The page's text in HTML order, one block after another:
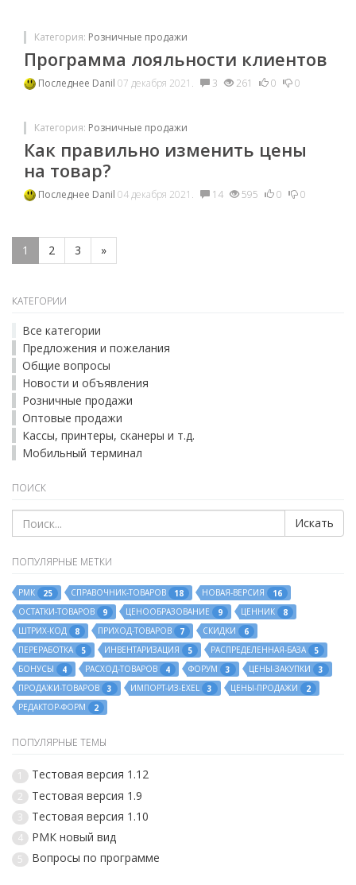
Категория: Розничные продажи
Программа лояльности клиентов
Последнее Danil 07 декабря 2021. 3 261 0 0
Категория: Розничные продажи
Как правильно изменить цены
на товар?
Последнее Danil 04 декабря 2021. 14 595 0 0
1 2 3 »
КАТЕГОРИИ
Все категории
Предложения и пожелания
Общие вопросы
Новости и объявления
Розничные продажи
Оптовые продажи
Кассы, принтеры, сканеры и т.д.
Мобильный терминал
ПОИСК
Искать
ПОПУЛЯРНЫЕ МЕТКИ
РМК 25 СПРАВОЧНИК-ТОВАРОВ 18 НОВАЯ-ВЕРСИЯ
16
ОСТАТКИ-ТОВАРОВ
9 ЦЕНООБРАЗОВАНИЕ 9 ЦЕННИК
8
ШТРИХ-КОД
8 ПРИХОД-ТОВАРОВ 7 СКИДКИ
6
ПЕРЕРАБОТКА
5 ИНВЕНТАРИЗАЦИЯ 5 РАСПРЕДЕЛЕННАЯ-БАЗА
5
БОНУСЫ
4 РАСХОД-ТОВАРОВ 4 ФОРУМ 3 ЦЕНЫ-ЗАКУПКИ
3
ПРОДАЖИ-ТОВАРОВ
3 ИМПОРТ-ИЗ-EXEL 3 ЦЕНЫ-ПРОДАЖИ
2
РЕДАКТОР-ФОРМ
2
ПОПУЛЯРНЫЕ ТЕМЫ
1 Тестовая версия 1.12
2 Тестовая версия 1.9
3 Тестовая версия 1.10
4 РМК новый вид
5 Вопросы по программе